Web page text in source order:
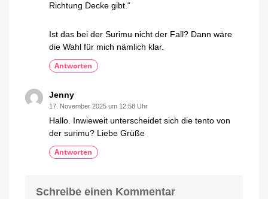
Richtung Decke gibt.“
Ist das bei der Surimu nicht der Fall? Dann wäre
die Wahl für mich nämlich klar.
Antworten
Jenny
17. November 2025 um 12:58 Uhr
Hallo. Inwieweit unterscheidet sich die tento von
der surimu? Liebe Grüße
Antworten
Schreibe einen Kommentar